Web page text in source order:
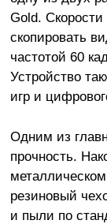
Gold.
скопировать
частотой 60
Устройство
игр и
Одним из
прочность.
резиновый
и пыли по